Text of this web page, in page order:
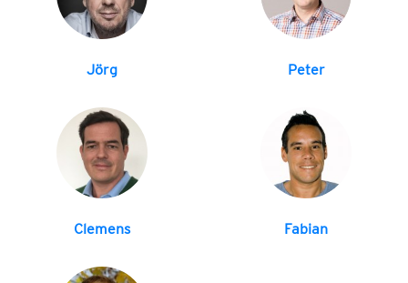
Jörg Peter
Clemens Fabian